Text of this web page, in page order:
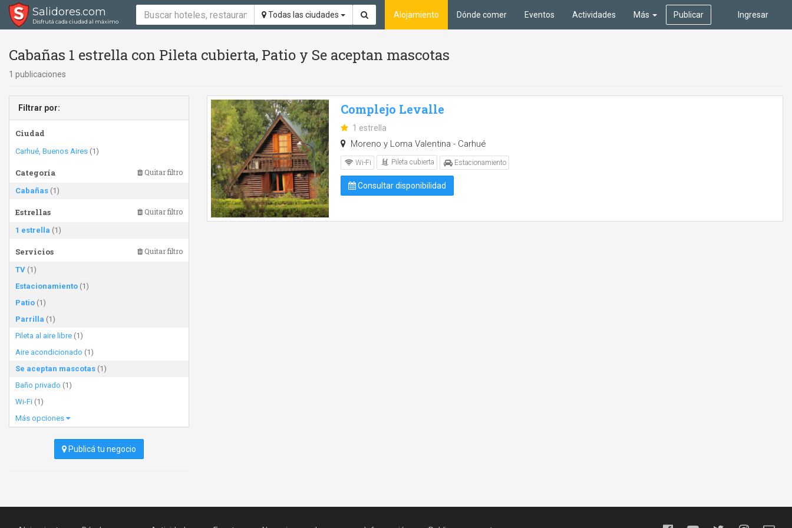
Salidores.com
Disfrutá cada ciudad al máximo
Todas las ciudades Ingresar
Alojamiento Dónde comer Eventos Actividades Más Publicar
Cabañas 1 estrella con Pileta cubierta, Patio y Se aceptan mascotas
1 publicaciones
Filtrar por:
Ciudad
Carhué, Buenos Aires (1)
Categoría Quitar filtro
Cabañas (1)
Estrellas Quitar filtro
1 estrella (1)
Servicios Quitar filtro
TV (1)
Estacionamiento (1)
Patio (1)
Parrilla (1)
Pileta al aire libre (1)
Aire acondicionado (1)
Se aceptan mascotas (1)
Baño privado (1)
Wi-Fi (1)
Más opciones
Publicá tu negocio
Complejo Levalle
1 estrella
Moreno y Loma Valentina - Carhué
Wi-Fi Pileta cubierta Estacionamiento
Consultar disponibilidad